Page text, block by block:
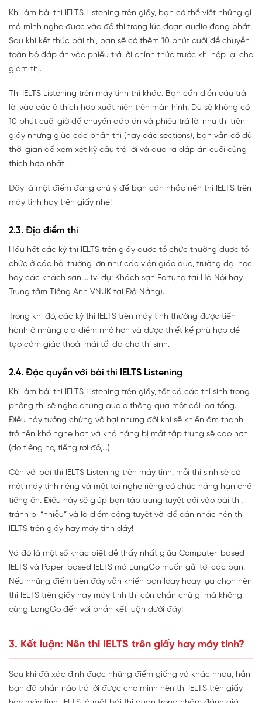
Khi làm bài thi IELTS Listening trên giấy, bạn có thể viết những gì
mà mình nghe được vào đề thi trong lúc đoạn audio đang phát.
Sau khi kết thúc bài thi, bạn sẽ có thêm 10 phút cuối để chuyển
toàn bộ đáp án vào phiếu trả lời chính thức trước khi nộp lại cho
giám thị.
Thi IELTS Listening trên máy tính thì khác. Bạn cần điền câu trả
lời vào các ô thích hợp xuất hiện trên màn hình. Dù sẽ không có
10 phút cuối giờ để chuyển đáp án và phiếu trả lời như thi trên
giấy nhưng giữa các phần thi (hay các sections), bạn vẫn có đủ
thời gian để xem xét kỹ câu trả lời và đưa ra đáp án cuối cùng
thích hợp nhất.
Đây là một điểm đáng chú ý để bạn cân nhắc nên thi IELTS trên
máy tính hay trên giấy nhé!
2.3. Địa điểm thi
Hầu hết các kỳ thi IELTS trên giấy được tổ chức thường được tổ
chức ở các hội trường lớn như các viện giáo dục, trường đại học
hay các khách sạn,... (ví dụ: Khách sạn Fortuna tại Hà Nội hay
Trung tâm Tiếng Anh VNUK tại Đà Nẵng).
Trong khi đó, các kỳ thi IELTS trên máy tính thường được tiến
hành ở những địa điểm nhỏ hơn và được thiết kế phù hợp để
tạo cảm giác thoải mái tối đa cho thí sinh.
2.4. Đặc quyền với bài thi IELTS Listening
Khi làm bài thi IELTS Listening trên giấy, tất cả các thí sinh trong
phòng thi sẽ nghe chung audio thông qua một cái loa tổng.
Điều này tưởng chừng vô hại nhưng đôi khi sẽ khiến âm thanh
trở nên khó nghe hơn và khả năng bị mất tập trung sẽ cao hơn
(do tiếng ho, tiếng rơi đồ,...)
Còn với bài thi IELTS Listening trên máy tính, mỗi thí sinh sẽ có
một máy tính riêng và một tai nghe riêng có chức năng hạn chế
tiếng ồn. Điều này sẽ giúp bạn tập trung tuyệt đối vào bài thi,
tránh bị “nhiễu” và là điểm cộng tuyệt vời để cân nhắc nên thi
IELTS trên giấy hay máy tính đấy!
Và đó là một số khác biệt dễ thấy nhất giữa Computer-based
IELTS và Paper-based IELTS mà LangGo muốn gửi tới các bạn.
Nếu những điểm trên đây vẫn khiến bạn loay hoay lựa chọn nên
thi IELTS trên giấy hay máy tính thì còn chần chừ gì mà không
cùng LangGo đến với phần kết luận dưới đây!
3. Kết luận: Nên thi IELTS trên giấy hay máy tính?
Sau khi đã xác định được những điểm giống và khác nhau, hẳn
bạn đã phần nào trả lời được cho mình nên thi IELTS trên giấy